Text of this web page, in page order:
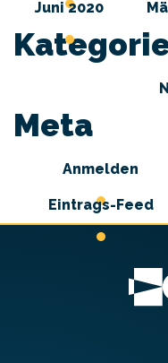
Juni 2020
Meta
Anmelden
Eintrags-Feed